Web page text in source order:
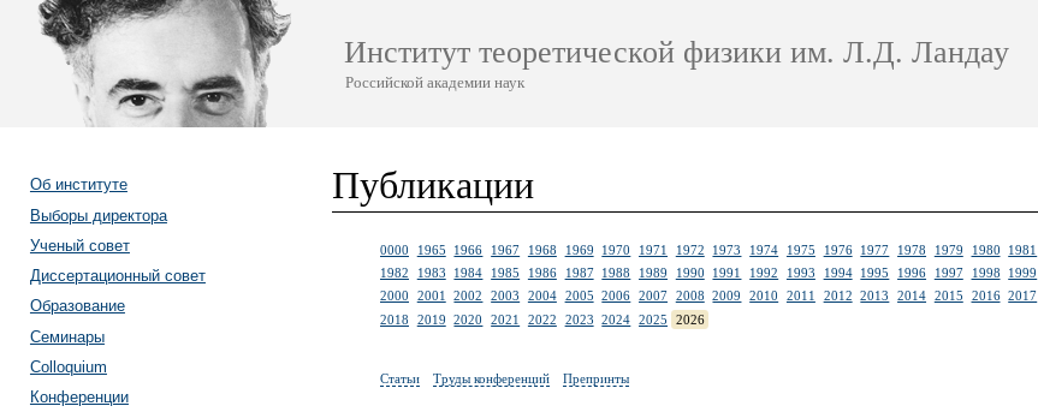
Институт теоретической физики им. Л.Д. Ландау
Российской академии наук
Об институте
Выборы директора
Ученый совет
Диссертационный совет
Образование
Семинары
Colloquium
Конференции
Публикации
0000 1965 1966 1967 1968 1969 1970 1971 1972 1973 1974 1975 1976 1977 1978 1979 1980
1981
1982
1983 1984 1985 1986 1987 1988 1989 1990 1991 1992 1993 1994 1995 1996 1997 1998
1999
2000
2001 2002 2003 2004 2005 2006 2007 2008 2009 2010 2011 2012 2013 2014 2015 2016 2017
2018
2019 2020 2021 2022 2023 2024 2025 2026
Статьи Труды конференций Препринты